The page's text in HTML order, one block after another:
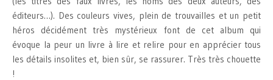
éditeurs…). Des couleurs vives, plein de trouvailles et un petit
héros décidément très mystérieux font de cet album qui
évoque la peur un livre à lire et relire pour en apprécier tous
les détails insolites et, bien sûr, se rassurer. Très très chouette
!